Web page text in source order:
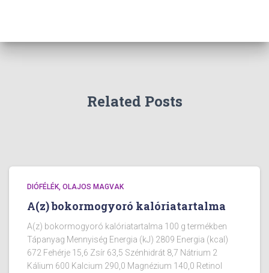
Related Posts
DIÓFÉLÉK, OLAJOS MAGVAK
A(z) bokormogyoró kalóriatartalma
A(z) bokormogyoró kalóriatartalma 100 g termékben
Tápanyag Mennyiség Energia (kJ) 2809 Energia (kcal)
672 Fehérje 15,6 Zsír 63,5 Szénhidrát 8,7 Nátrium 2
Kálium 600 Kalcium 290,0 Magnézium 140,0 Retinol